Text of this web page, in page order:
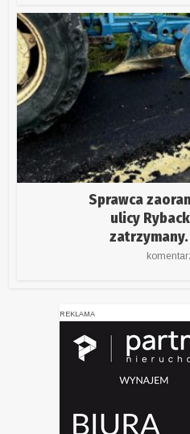
Sprawca
ulicy
REKLAMA